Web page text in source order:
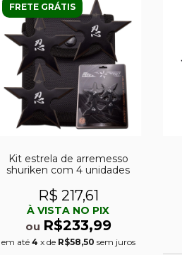
FRETE GRÁTIS
Kit estrela de arremesso
shuriken com 4 unidades
R$ 217,61
À VISTA NO PIX
ou R$233,99
em até 4 x de R$58,50 sem juros